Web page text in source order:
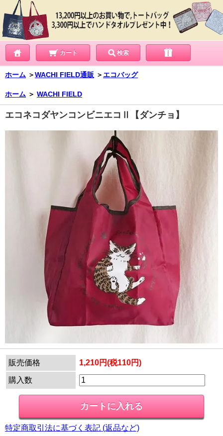
カート 検索
ホーム ＞WACHI FIELD通販 ＞ エコバッグ
ホーム ＞ WACHI FIELD
エコネコダヤンコンビニエコⅡ【ダンチョ】
販売価格 1,210円(税110円)
購入数
特定商取引法に基づく表記 (返品など)